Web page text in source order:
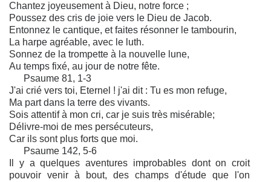
Chantez joyeusement à Dieu, notre force ;
Poussez des cris de joie vers le Dieu de Jacob.
Entonnez le cantique, et faites résonner le tambourin,
La harpe agréable, avec le luth.
Sonnez de la trompette à la nouvelle lune,
Au temps fixé, au jour de notre fête.
Psaume 81, 1-3
J'ai crié vers toi, Eternel ! j'ai dit : Tu es mon refuge,
Ma part dans la terre des vivants.
Sois attentif à mon cri, car je suis très misérable;
Délivre-moi de mes persécuteurs,
Car ils sont plus forts que moi.
Psaume 142, 5-6
Il y a quelques aventures improbables dont on croit
pouvoir venir à bout, des champs d'étude que l'on